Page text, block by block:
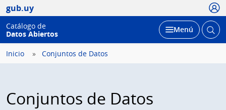
gub.uy
Catálogo de
Datos Abiertos
Desplegar
Menú Abrir
Inicio Conjuntos de Datos
Conjuntos de Datos